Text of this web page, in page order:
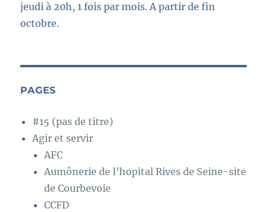
jeudi à 20h, 1 fois par mois. A partir de fin
octobre.
PAGES
#15 (pas de titre)
Agir et servir
AFC
Aumônerie de l’hopital Rives de Seine-site
de Courbevoie
CCFD